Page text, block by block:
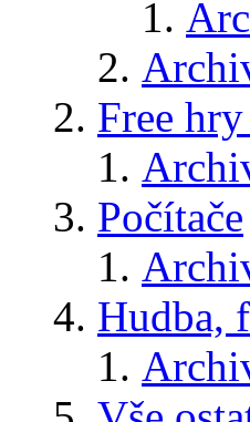
Free
Počítače
Hudba,